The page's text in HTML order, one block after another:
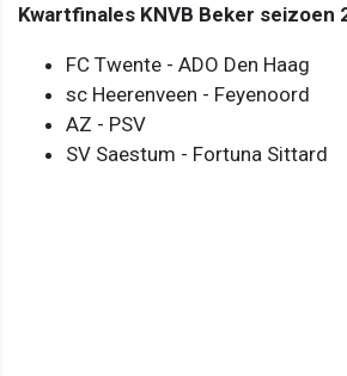
Kwartfinales KNVB Beker seizoen
FC Twente - ADO Den Haag
sc Heerenveen - Feyenoord
AZ - PSV
SV Saestum - Fortuna Sittard